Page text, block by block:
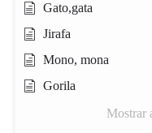
Gato,gata
Jirafa
Mono, mona
Gorila
Mostrar